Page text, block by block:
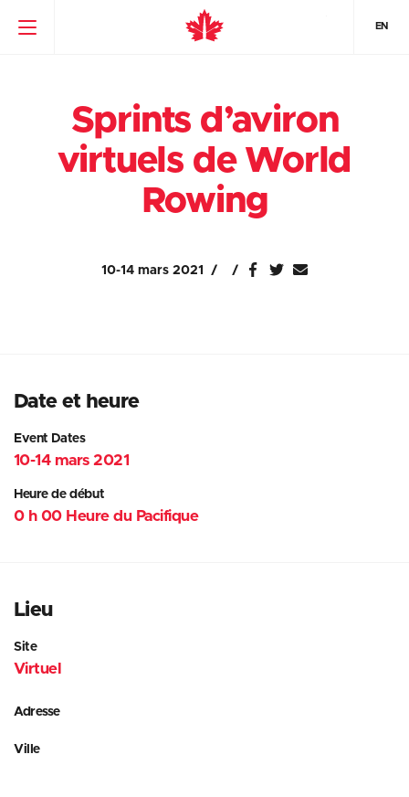
EN
Sprints d’aviron
virtuels de World
Rowing
10-14 mars 2021
Date et heure
Event Dates
10-14 mars 2021
Heure de début
0 h 00 Heure du Pacifique
Lieu
Site
Virtuel
Adresse
Ville